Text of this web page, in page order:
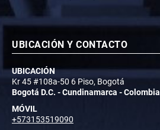
UBICACIÓN Y CONTACTO
UBICACIÓN
Kr 45 #108a-50 6 Piso, Bogotá
Bogotá D.C. - Cundinamarca - Colombia
MÓVIL
+573153519090